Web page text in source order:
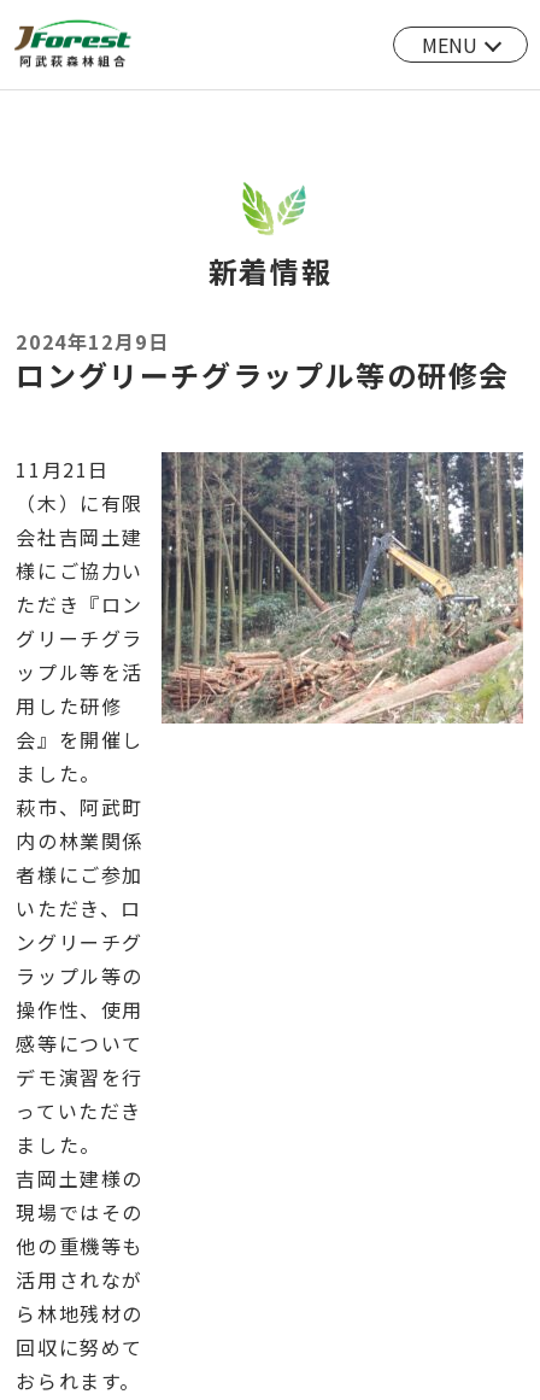
MENU
新着情報
2024年12月9日
ロングリーチグラップル等の研修会
11月21日
（木）に有限
会社吉岡土建
様にご協力い
ただき『ロン
グリーチグラ
ップル等を活
用した研修
会』を開催し
ました。
萩市、阿武町
内の林業関係
者様にご参加
いただき、ロ
ングリーチグ
ラップル等の
操作性、使用
感等について
デモ演習を行
っていただき
ました。
吉岡土建様の
現場ではその
他の重機等も
活用されなが
ら林地残材の
回収に努めて
おられます。